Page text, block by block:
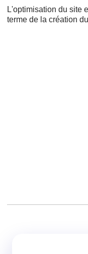
L'optimisation du site
terme de la création